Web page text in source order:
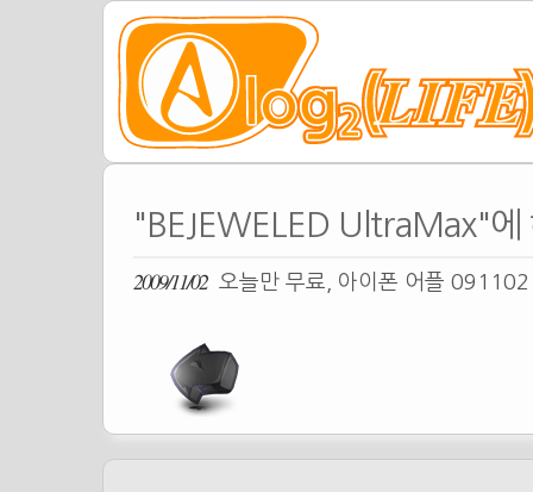
"BEJEWELED UltraMax"에
2009/11/02 오늘만 무료, 아이폰 어플